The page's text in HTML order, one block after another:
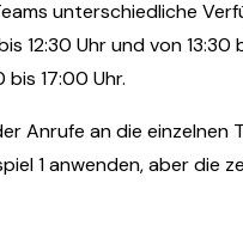
unterschiedliche
12:30 Uhr und von 13:30
17:00 Uhr.
Anrufe an die einzelnen
1 anwenden, aber